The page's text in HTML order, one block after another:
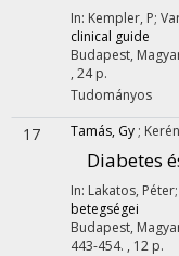
In: Kempler, P;
clinical guide
Budapest,
, 24 p.
Tudományos
17 Tamás, Gy ;
Diabetes
In: Lakatos,
betegségei
Budapest,
443-454. , 12 p.